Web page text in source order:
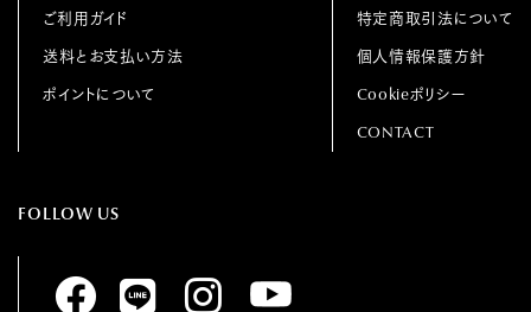
ご利用ガイド
送料とお支払い方法
ポイントについて
特定商取引法について
個人情報保護方針
Cookieポリシー
CONTACT
FOLLOW US